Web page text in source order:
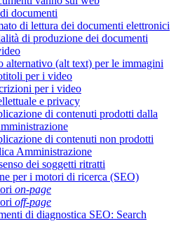
documenti
di lettura dei documenti elettronici
di produzione dei documenti
alternativo (alt text) per le immagini
per i video
per i video
e privacy
di contenuti prodotti dalla
di contenuti non prodotti
Amministrazione
dei soggetti ritratti
per i motori di ricerca (SEO)
on-page
off-page
di diagnostica SEO: Search